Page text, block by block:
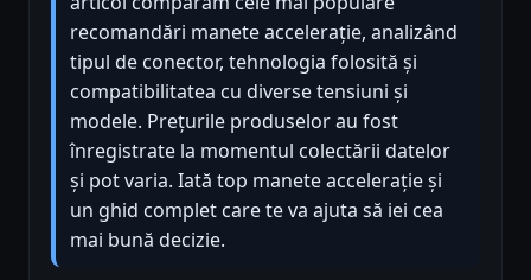
recomandări manete accelerație, analizând
tipul de conector, tehnologia folosită și
compatibilitatea cu diverse tensiuni și
modele. Prețurile produselor au fost
înregistrate la momentul colectării datelor
și pot varia. Iată top manete accelerație și
un ghid complet care te va ajuta să iei cea
mai bună decizie.